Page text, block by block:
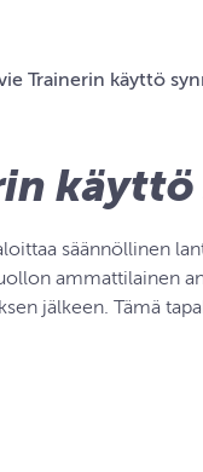
Trainerin käyttö
säännöllinen
ammattilainen
jälkeen. Tämä